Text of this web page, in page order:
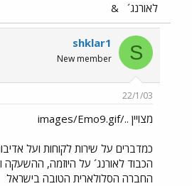
לאורנג´ &
S
shklar1
New member
22/1/03
מצויין ../images/Emo9.gif
כמדברים על שירות לקוחות ועל
הכבוד לאורנג´ על היוזמה,
החברה הסלולארית הטובה בישראל